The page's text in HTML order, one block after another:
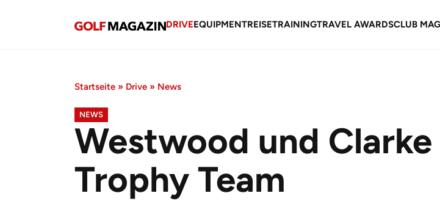
DRIVEEQUIPMENTREISETRAININGTRAVEL AWARDSCLUB
Startseite » Drive » News
NEWS
Westwood und
Trophy Team